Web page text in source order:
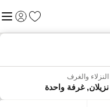
المفضلة
تسجيل
النزلاء والغرف
نزيلان, غرفة واحدة